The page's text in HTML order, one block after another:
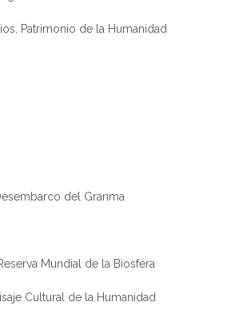
Patrimonio de la Humanidad
del Granma
Mundial de la Biosfera
Cultural de la Humanidad